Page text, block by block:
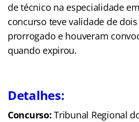
de técnico na especialidade
concurso teve validade de
prorrogado e houveram
quando expirou.
Detalhes:
Concurso: Tribunal Regional